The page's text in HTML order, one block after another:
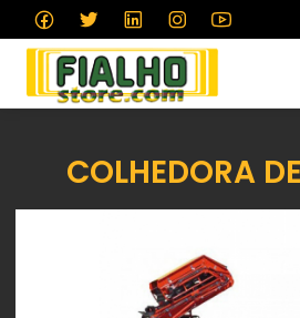
COLHEDORA